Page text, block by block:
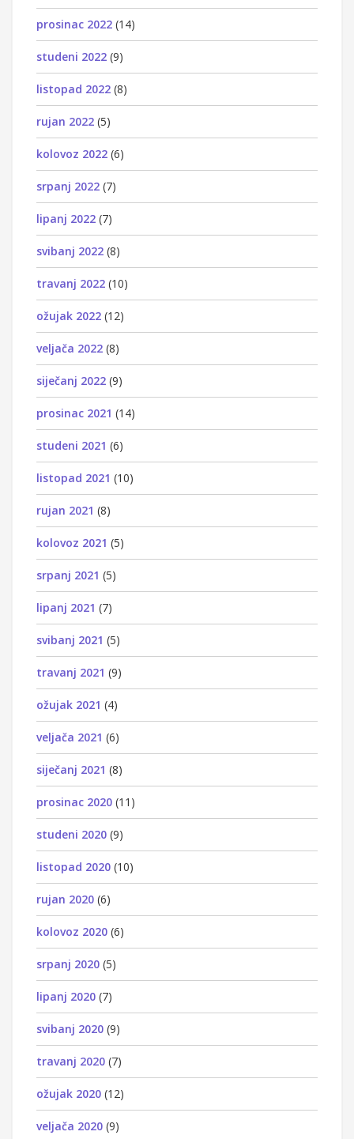
prosinac 2022 (14)
studeni 2022 (9)
listopad 2022 (8)
rujan 2022 (5)
kolovoz 2022 (6)
srpanj 2022 (7)
lipanj 2022 (7)
svibanj 2022 (8)
travanj 2022 (10)
ožujak 2022 (12)
veljača 2022 (8)
siječanj 2022 (9)
prosinac 2021 (14)
studeni 2021 (6)
listopad 2021 (10)
rujan 2021 (8)
kolovoz 2021 (5)
srpanj 2021 (5)
lipanj 2021 (7)
svibanj 2021 (5)
travanj 2021 (9)
ožujak 2021 (4)
veljača 2021 (6)
siječanj 2021 (8)
prosinac 2020 (11)
studeni 2020 (9)
listopad 2020 (10)
rujan 2020 (6)
kolovoz 2020 (6)
srpanj 2020 (5)
lipanj 2020 (7)
svibanj 2020 (9)
travanj 2020 (7)
ožujak 2020 (12)
veljača 2020 (9)